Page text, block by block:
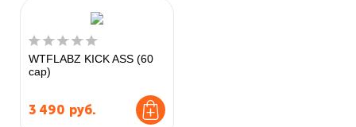
WTFLABZ KICK ASS (60
cap)
3 490 руб.